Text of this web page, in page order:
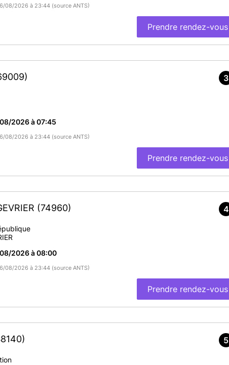
08/2026 à 23:44 (source ANTS)
Prendre rendez-vous
2026 à 07:45
08/2026 à 23:44 (source ANTS)
Prendre rendez-vous
3
(74960)
2026 à 08:00
08/2026 à 23:44 (source ANTS)
Prendre rendez-vous
4
5